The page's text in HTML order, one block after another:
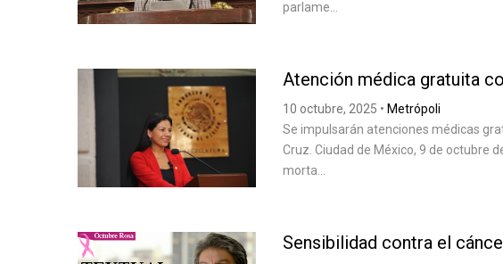
parlame...
Atención médica gratuita
10 octubre, 2025 • Metrópoli
Se impulsarán atenciones médicas
Cruz. Ciudad de México, 9 de octubre
morta...
Sensibilidad contra el